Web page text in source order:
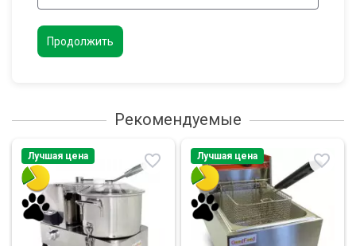
Продолжить
Рекомендуемые
Лучшая цена Лучшая цена